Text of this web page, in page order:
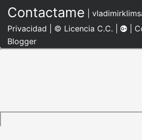
Contactame
Privacidad
© Licencia C.C.
|
Blogger